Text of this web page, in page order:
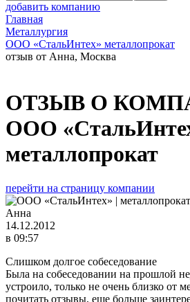
добавить компанию
Главная
Металлургия
ООО «СтальИнтех» металлопрокат
отзыв от Анна, Москва
ОТЗЫВ О
ООО
металлопрокат
перейти на страницу компании
Анна
14.12.2012
в 09:57
Слишком долгое собеседование
Была на собеседовании на прошлой
устроило, только не очень близко от
почитать отзывы, еще больше